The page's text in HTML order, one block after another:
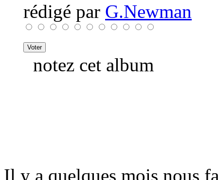
rédigé par G.Newman
notez cet album
Il y a quelques mois nous